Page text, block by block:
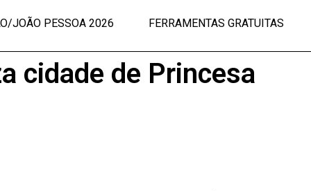
JOÃO PESSOA 2026 FERRAMENTAS GRATUITAS
cidade de Princesa